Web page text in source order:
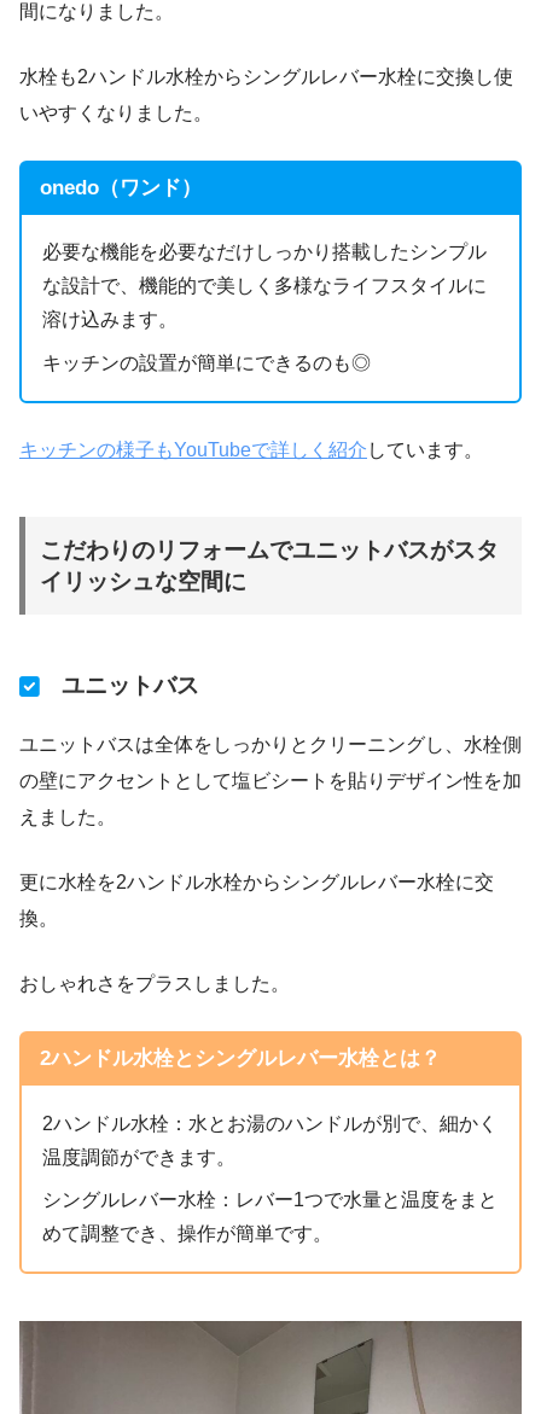
間になりました。
水栓も2ハンドル水栓からシングルレバー水栓に交換し使
いやすくなりました。
onedo（ワンド）
必要な機能を必要なだけしっかり搭載したシンプル
な設計で、機能的で美しく多様なライフスタイルに
溶け込みます。
キッチンの設置が簡単にできるのも◎
キッチンの様子もYouTubeで詳しく紹介 しています。
こだわりのリフォームでユニットバスがスタ
イリッシュな空間に
ユニットバス
ユニットバスは全体をしっかりとクリーニングし、水栓側
の壁にアクセントとして塩ビシートを貼りデザイン性を加
えました。
更に水栓を2ハンドル水栓からシングルレバー水栓に交
換。
おしゃれさをプラスしました。
2ハンドル水栓とシングルレバー水栓とは？
2ハンドル水栓：水とお湯のハンドルが別で、細かく
温度調節ができます。
シングルレバー水栓：レバー1つで水量と温度をまと
めて調整でき、操作が簡単です。